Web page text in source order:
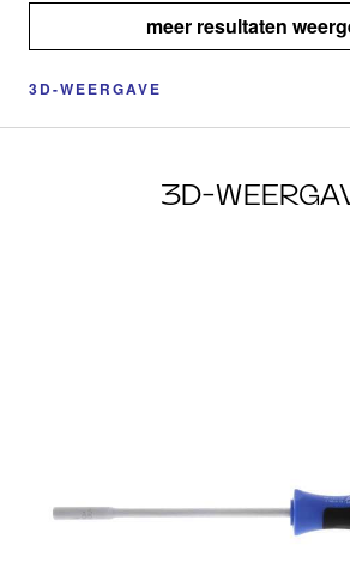
meer resultaten
3D-WEERGAVE
3D-